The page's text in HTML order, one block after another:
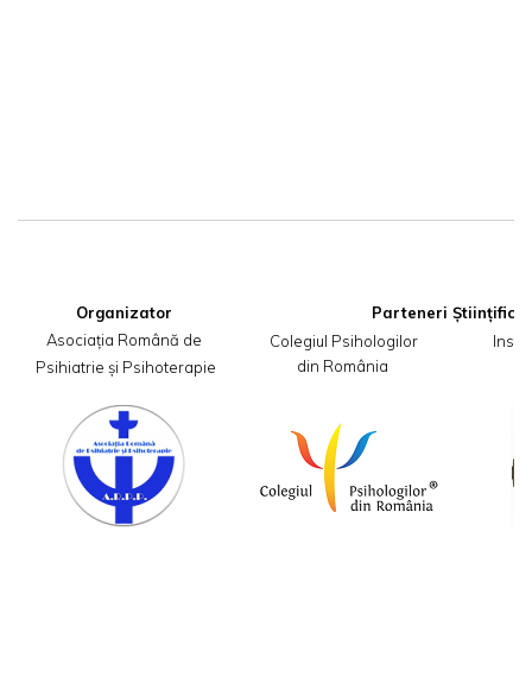
Organizator
Asociația Română de
Psihiatrie și Psihoterapie
Colegiul Psihologilor
din România